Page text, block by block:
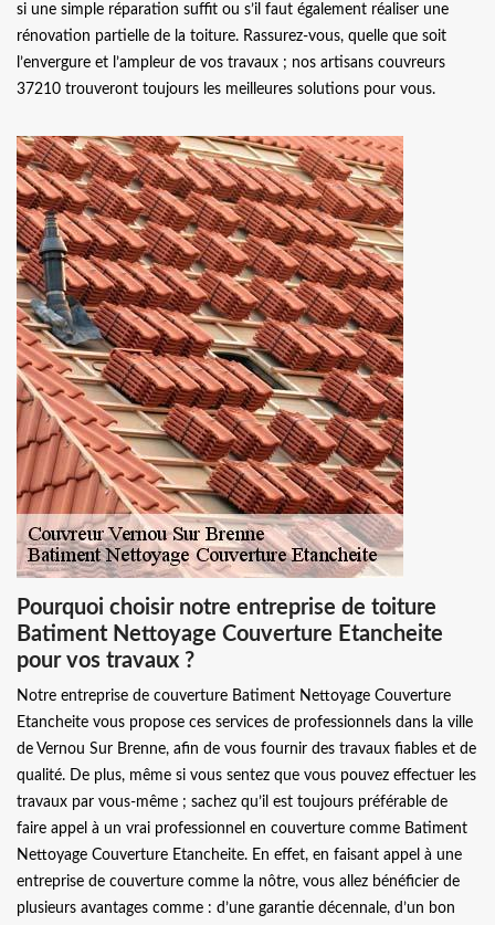
si une simple réparation suffit ou s’il faut également réaliser une
rénovation partielle de la toiture. Rassurez-vous, quelle que soit
l’envergure et l’ampleur de vos travaux ; nos artisans couvreurs
37210 trouveront toujours les meilleures solutions pour vous.
Pourquoi choisir notre entreprise de toiture
Batiment Nettoyage Couverture Etancheite
pour vos travaux ?
Notre entreprise de couverture Batiment Nettoyage Couverture
Etancheite vous propose ces services de professionnels dans la ville
de Vernou Sur Brenne, afin de vous fournir des travaux fiables et de
qualité. De plus, même si vous sentez que vous pouvez effectuer les
travaux par vous-même ; sachez qu’il est toujours préférable de
faire appel à un vrai professionnel en couverture comme Batiment
Nettoyage Couverture Etancheite. En effet, en faisant appel à une
entreprise de couverture comme la nôtre, vous allez bénéficier de
plusieurs avantages comme : d’une garantie décennale, d’un bon